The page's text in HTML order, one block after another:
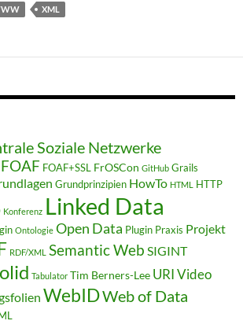
XML
Soziale Netzwerke
FOAF FOAF+SSL FrOSCon GitHub Grails
Grundprinzipien HowTo HTML HTTP
Konferenz Linked Data
Ontologie Open Data Plugin Praxis Projekt
RDF/XML Semantic Web SIGINT
Tabulator Tim Berners-Lee URIVideo
WebIDWeb of Data